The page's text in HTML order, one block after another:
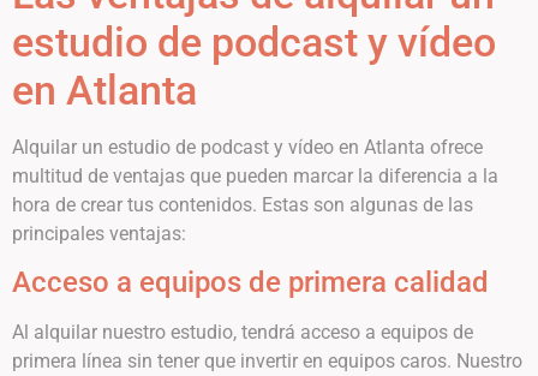
estudio de podcast y vídeo
en Atlanta
Alquilar un estudio de podcast y vídeo en Atlanta ofrece
multitud de ventajas que pueden marcar la diferencia a la
hora de crear tus contenidos. Estas son algunas de las
principales ventajas:
Acceso a equipos de primera calidad
Al alquilar nuestro estudio, tendrá acceso a equipos de
primera línea sin tener que invertir en equipos caros. Nuestro